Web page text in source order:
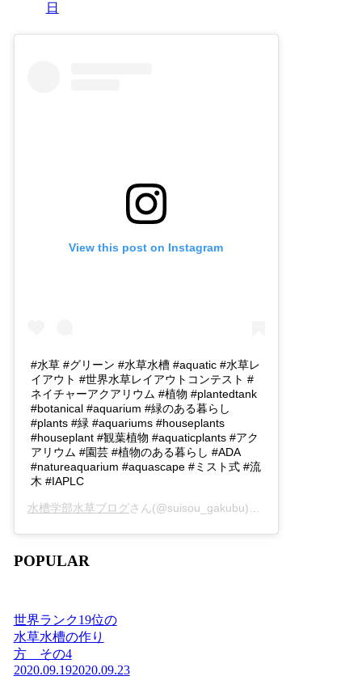
日
View this post on Instagram
#水草 #グリーン #水草水槽 #aquatic #水草レ
イアウト #世界水草レイアウトコンテスト #
ネイチャーアクアリウム #植物 #plantedtank
#botanical #aquarium #緑のある暮らし
#plants #緑 #aquariums #houseplants
#houseplant #観葉植物 #aquaticplants #アク
アリウム #園芸 #植物のある暮らし #ADA
#natureaquarium #aquascape #ミスト式 #流
木 #IAPLC
水槽学部水草ブログさん(@suisou_gakubu)がシェアした投稿 -
POPULAR
世界ランク19位の
水草水槽の作り
方 その4
2020.09.192020.09.23